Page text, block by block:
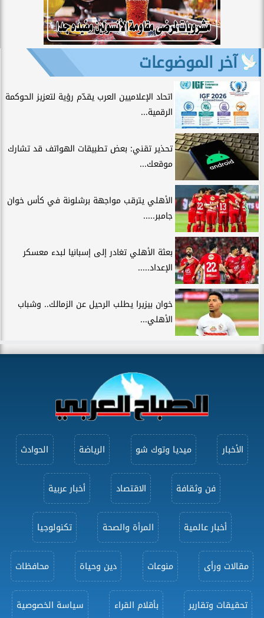
آخر الموضوعات
اتحاد الإعلاميين العرب يقدّم رؤية لتعزيز الحوكمة
الرقمية...
تحذير تقني: بعض تطبيقات الهواتف قد تشارك
موقعك...
الأهلي يترقب مواجهة برشلونة في كأس خوان
جامبر.....
بعثة الأهلي تغادر إلى إسبانيا لبدء معسكر
الإعداد.....
خوان بيزيرا يطلب الرحيل عن الزمالك.. وشباب
الأهلي...
الأخبار ميديا وتوك شو الرياضة الحوادث
فن وثقافة الاقتصاد أخبار عربية
أخبار عالمية المرأة والصحة تكنولوجيا
مقالات ورأى منوعات دين وحياة محافظات
تحقيقات وتقارير بأقلام القراء سياسة الخصوصية